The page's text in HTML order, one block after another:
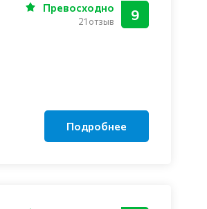
9
Превосходно
21 отзыв
Подробнее